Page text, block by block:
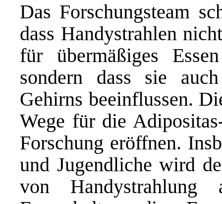
Das Forschungsteam
dass Handystrahlen
für übermäßiges
sondern dass sie
Gehirns beeinflussen.
Wege für die
Forschung eröffnen.
und Jugendliche wird
von